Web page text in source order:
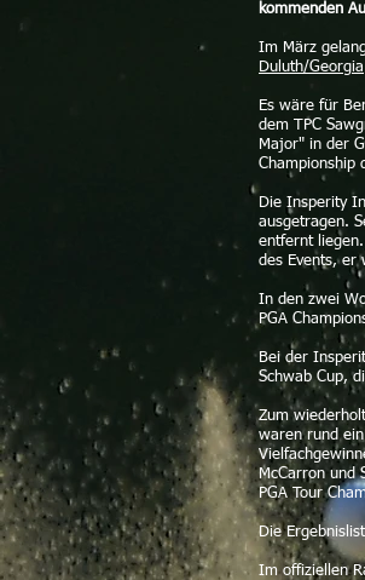
kommenden
Im März
Duluth/Georgia
Es wäre für
dem TPC
Major" in der
Championship
Die Insperity
ausgetragen.
entfernt
des Events, er
In den zwei
PGA
Bei der
Schwab Cup,
Zum
waren rund
McCarron und
PGA Tour
Die
Im offiziellen